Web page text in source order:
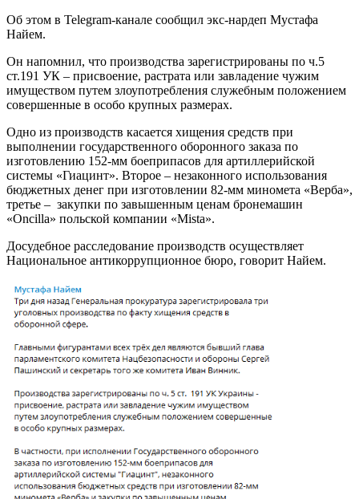
Об этом в Telegram-канале сообщил экс-нардеп Мустафа
Найем.
Он напомнил, что производства зарегистрированы по ч.5
ст.191 УК – присвоение, растрата или завладение чужим
имуществом путем злоупотребления служебным положением
совершенные в особо крупных размерах.
Одно из производств касается хищения средств при
выполнении государственного оборонного заказа по
изготовлению 152-мм боеприпасов для артиллерийской
системы «Гиацинт». Второе – незаконного использования
бюджетных денег при изготовлении 82-мм миномета «Верба»,
третье – закупки по завышенным ценам бронемашин
«Oncilla» польской компании «Mista».
Досудебное расследование производств осуществляет
Национальное антикоррупционное бюро, говорит Найем.